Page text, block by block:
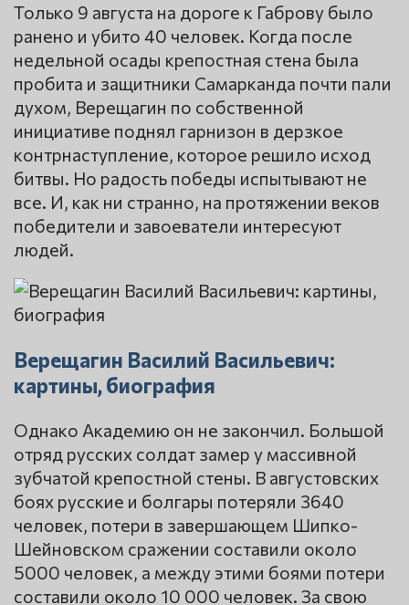
Только 9 августа на дороге к Габрову было
ранено и убито 40 человек. Когда после
недельной осады крепостная стена была
пробита и защитники Самарканда почти пали
духом, Верещагин по собственной
инициативе поднял гарнизон в дерзкое
контрнаступление, которое решило исход
битвы. Но радость победы испытывают не
все. И, как ни странно, на протяжении веков
победители и завоеватели интересуют
людей.
Верещагин Василий Васильевич:
картины, биография
Однако Академию он не закончил. Большой
отряд русских солдат замер у массивной
зубчатой крепостной стены. В августовских
боях русские и болгары потеряли 3640
человек, потери в завершающем Шипко-
Шейновском сражении составили около
5000 человек, а между этими боями потери
составили около 10 000 человек. За свою